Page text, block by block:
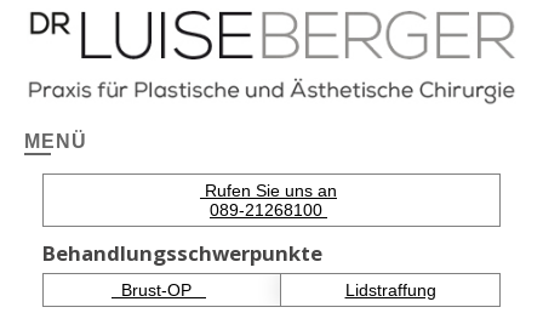
MENÜ
Rufen Sie uns an
089-21268100
Behandlungsschwerpunkte
Brust-OP Lidstraffung